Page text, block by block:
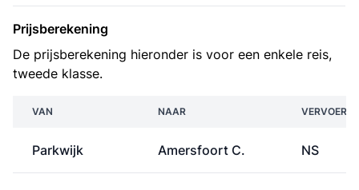
Prijsberekening
De prijsberekening hieronder is voor een enkele reis,
tweede klasse.
VAN NAAR
Parkwijk Amersfoort C. NS